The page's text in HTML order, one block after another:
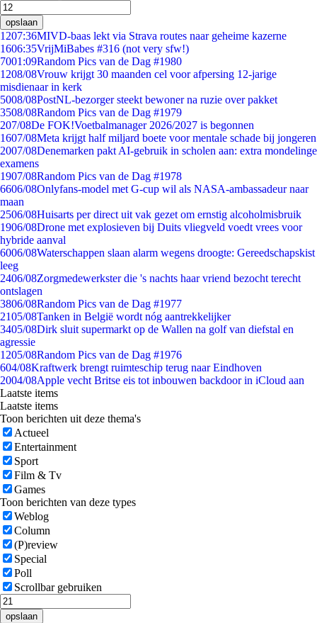
opslaan
1207:36MIVD-baas lekt via Strava routes naar geheime kazerne
1606:35VrijMiBabes #316 (not very sfw!)
7001:09Random Pics van de Dag #1980
1208/08Vrouw krijgt 30 maanden cel voor afpersing 12-jarige
misdienaar in kerk
5008/08PostNL-bezorger steekt bewoner na ruzie over pakket
3508/08Random Pics van de Dag #1979
207/08De FOK!Voetbalmanager 2026/2027 is begonnen
1607/08Meta krijgt half miljard boete voor mentale schade bij jongeren
2007/08Denemarken pakt AI-gebruik in scholen aan: extra mondelinge
examens
1907/08Random Pics van de Dag #1978
6606/08Onlyfans-model met G-cup wil als NASA-ambassadeur naar
maan
2506/08Huisarts per direct uit vak gezet om ernstig alcoholmisbruik
1906/08Drone met explosieven bij Duits vliegveld voedt vrees voor
hybride aanval
6006/08Waterschappen slaan alarm wegens droogte: Gereedschapskist
leeg
2406/08Zorgmedewerkster die 's nachts haar vriend bezocht terecht
ontslagen
3806/08Random Pics van de Dag #1977
2105/08Tanken in België wordt nóg aantrekkelijker
3405/08Dirk sluit supermarkt op de Wallen na golf van diefstal en
agressie
1205/08Random Pics van de Dag #1976
604/08Kraftwerk brengt ruimteschip terug naar Eindhoven
2004/08Apple vecht Britse eis tot inbouwen backdoor in iCloud aan
Laatste items
Laatste items
Toon berichten uit deze thema's
Actueel
Entertainment
Sport
Film & Tv
Games
Toon berichten van deze types
Weblog
Column
(P)review
Special
Poll
Scrollbar gebruiken
opslaan